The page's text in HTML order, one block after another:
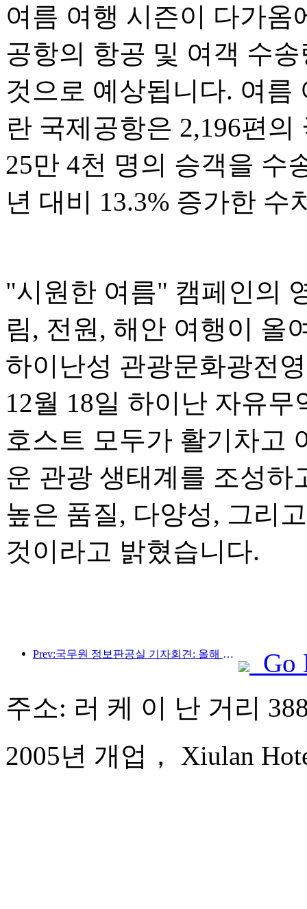
여름 여행 시즌이 다가옴
공항의 항공 및 여객 수
것으로 예상됩니다. 여름
란 국제공항은 2,196편
25만 4천 명의 승객을 수
년 대비 13.3% 증가한 수
"시원한 여름" 캠페인의
림, 전원, 해안 여행이 올
하이난성 관광문화광전
12월 18일 하이난 자유
호스트 모두가 활기차고
운 관광 생태계를 조성하
높은 품질, 다양성, 그리
것이라고 밝혔습니다.
Prev:국무원 정보판공실 기자회견: 올해 상반기 우리나라 국경 간 여행수입 42% 증가
Go
주소: 러 케 이 난 거리
2005년 개업， Xiulan